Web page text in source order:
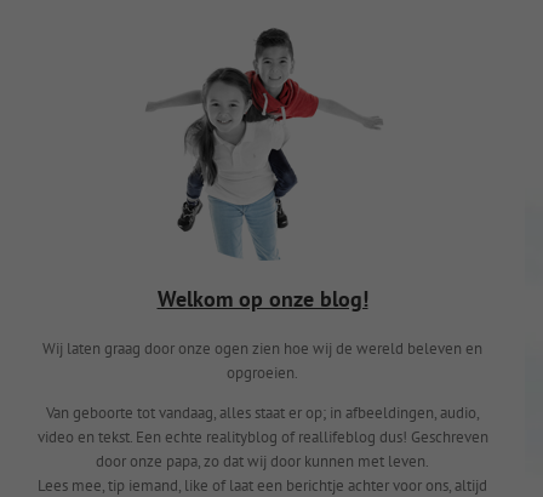
Welkom op onze blog!
Wij laten graag door onze ogen zien hoe wij de wereld beleven en
opgroeien.
Van geboorte tot vandaag, alles staat er op; in afbeeldingen, audio,
video en tekst. Een echte realityblog of reallifeblog dus! Geschreven
door onze papa, zo dat wij door kunnen met leven.
Lees mee, tip iemand, like of laat een berichtje achter voor ons, altijd